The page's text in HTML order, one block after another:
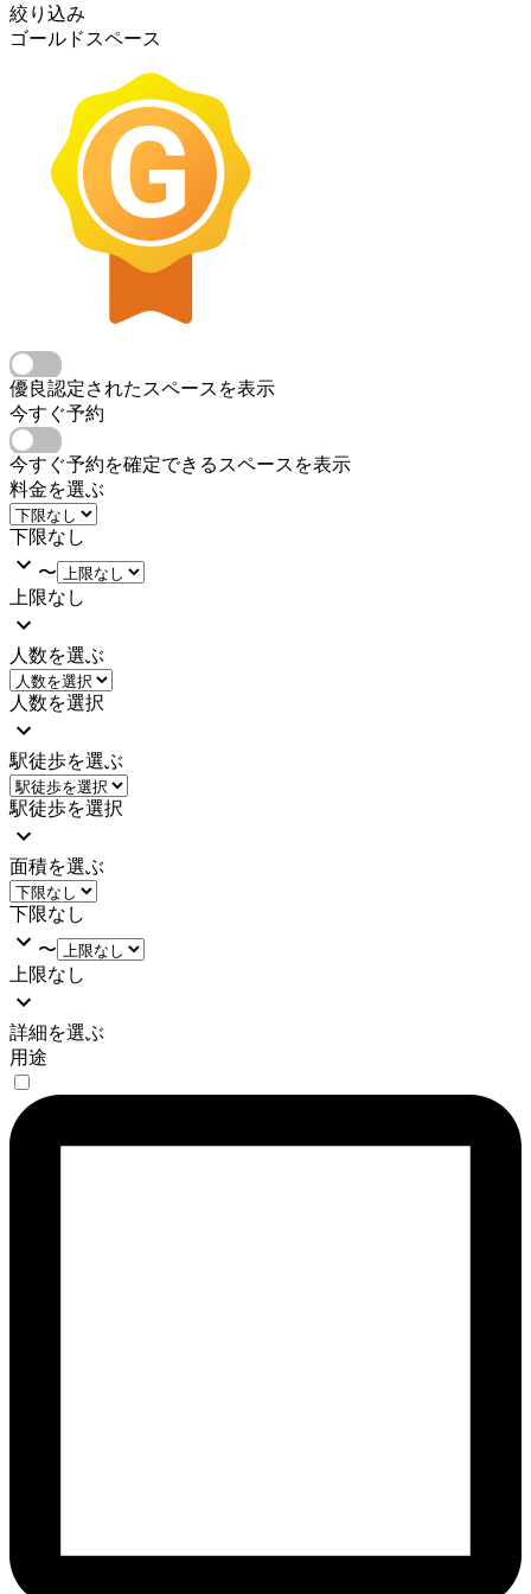
絞り込み
ゴールドスペース
優良認定されたスペースを表示
今すぐ予約
今すぐ予約を確定できるスペースを表示
料金を選ぶ
下限なし
〜
上限なし
人数を選ぶ
人数を選択
駅徒歩を選ぶ
駅徒歩を選択
面積を選ぶ
下限なし
〜
上限なし
詳細を選ぶ
用途